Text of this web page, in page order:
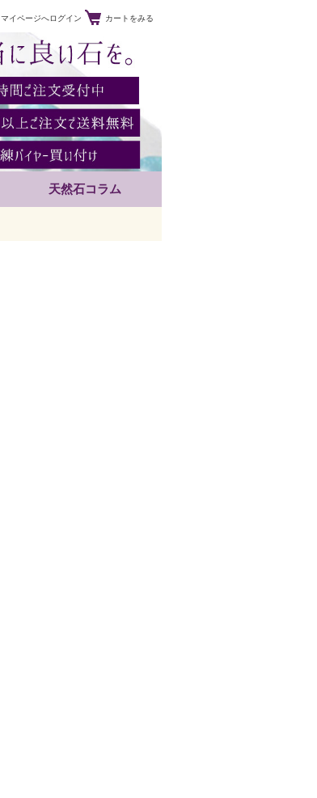
マイページへログイン カートをみる
天然石コラム